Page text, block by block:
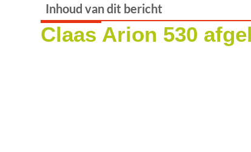
Inhoud van dit bericht
Claas Arion 530